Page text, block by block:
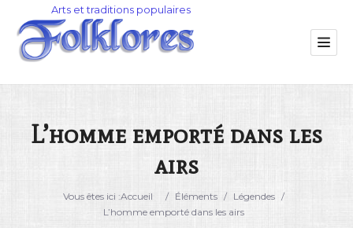
L’homme emporté dans les
airs
Vous êtes ici :Accueil / Éléments / Légendes /
L’homme emporté dans les airs